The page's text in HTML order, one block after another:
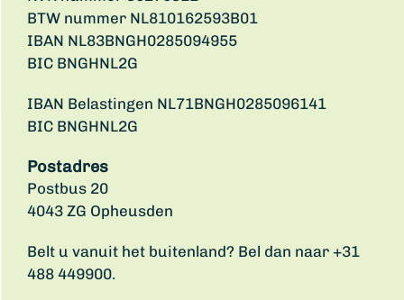
BTW nummer NL810162593B01
IBAN NL83BNGH0285094955
BIC BNGHNL2G
IBAN Belastingen NL71BNGH0285096141
BIC BNGHNL2G
Postadres
Postbus 20
4043 ZG Opheusden
Belt u vanuit het buitenland? Bel dan naar +31
488 449900.